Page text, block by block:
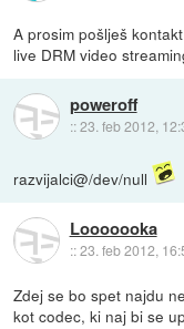
A prosim pošlješ
live DRM video
poweroff
::23. feb 2012,
razvijalci@/dev/null
Looooooka
::23. feb 2012,
Zdej se bo spet najdu
kot codec, ki naj bi se